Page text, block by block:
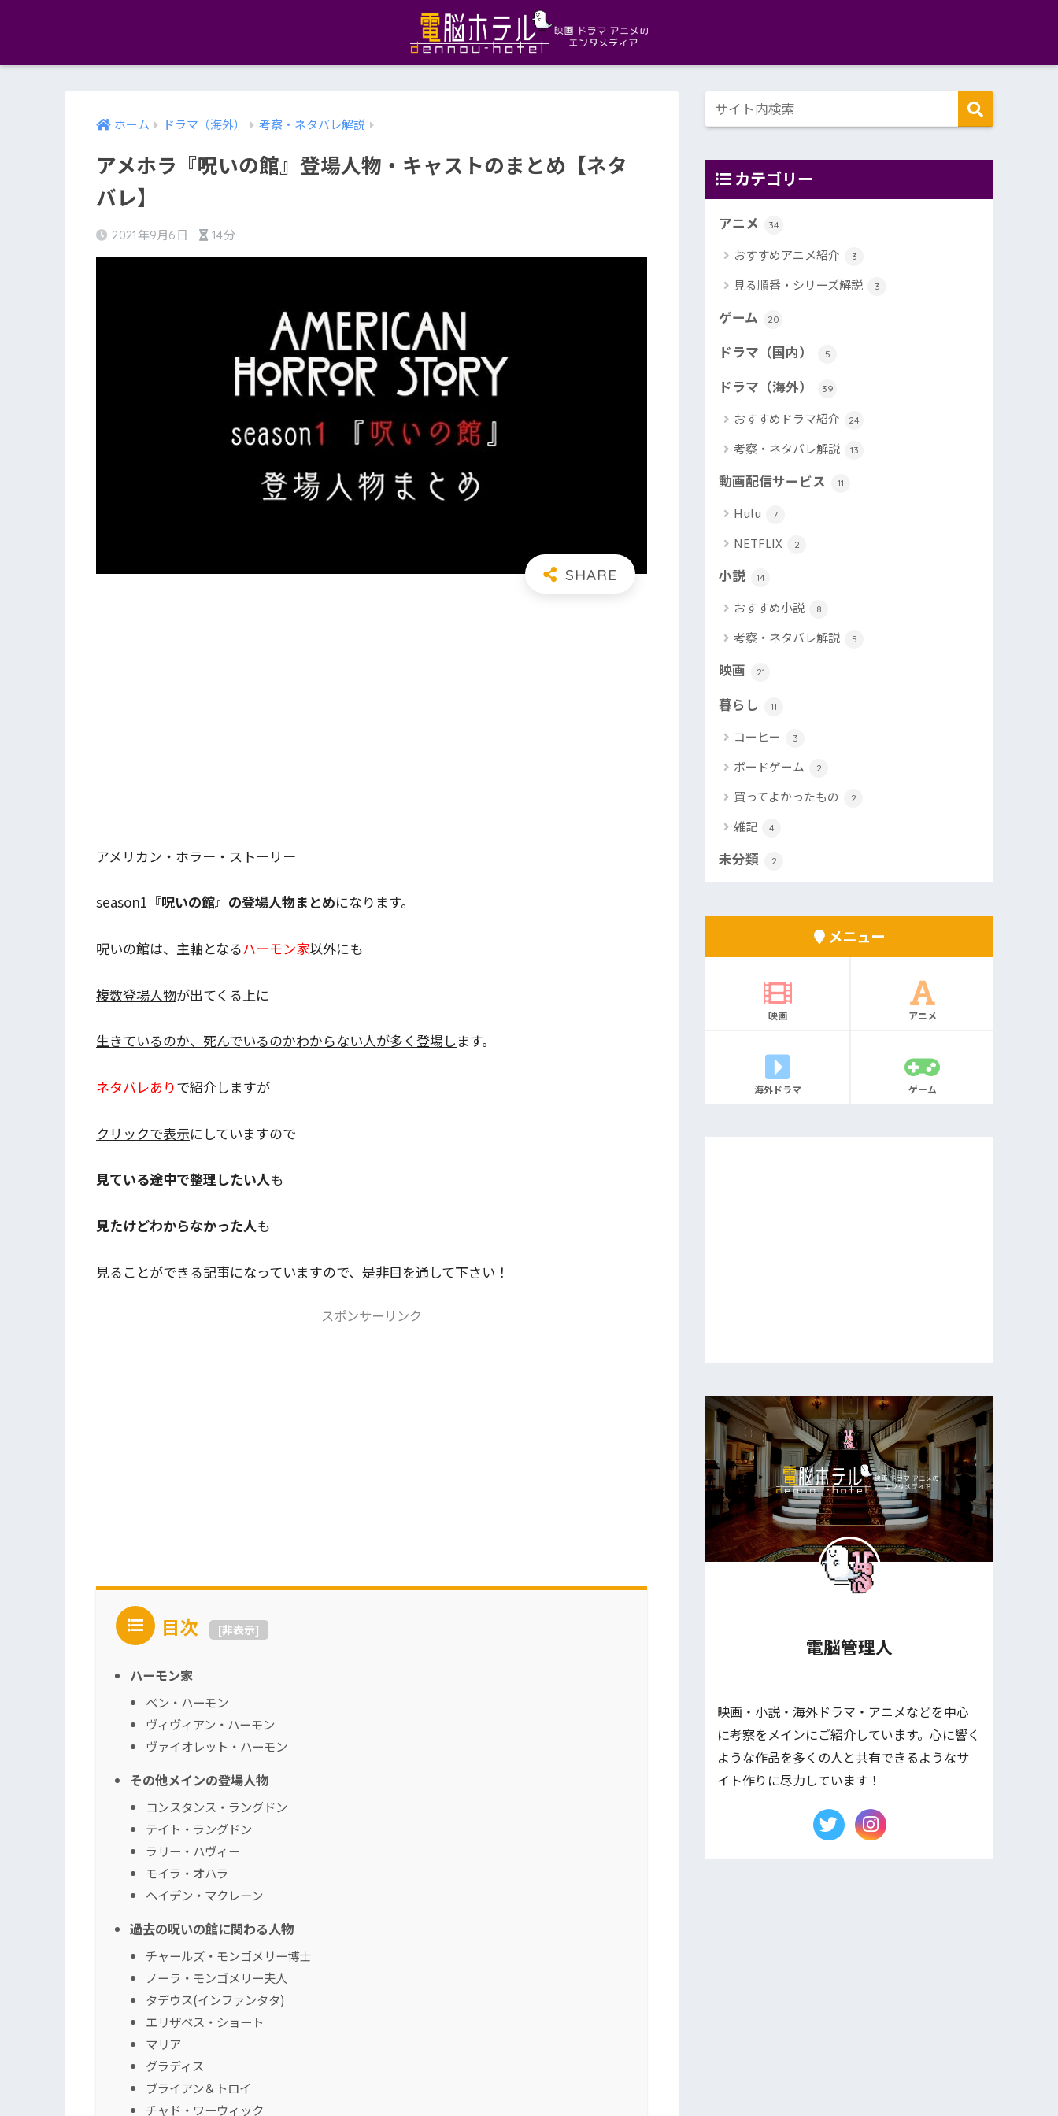
ホーム ドラマ（海外） 考察・ネタバレ解説
アメホラ『呪いの館』登場人物・キャストのまとめ【ネタ
バレ】
2021年9月6日 14分
アメリカン・ホラー・ストーリー
season1 『呪いの館』の登場人物まとめになります。
呪いの館は、主軸となるハーモン家以外にも
複数登場人物が出てくる上に
生きているのか、死んでいるのかわからない人が多く登場します。
ネタバレありで紹介しますが
クリックで表示にしていますので
見ている途中で整理したい人も
見たけどわからなかった人も
見ることができる記事になっていますので、是非目を通して下さい！
スポンサーリンク
目次 [非表示]
ハーモン家
ベン・ハーモン
ヴィヴィアン・ハーモン
ヴァイオレット・ハーモン
その他メインの登場人物
コンスタンス・ラングドン
テイト・ラングドン
ラリー・ハヴィー
モイラ・オハラ
ヘイデン・マクレーン
過去の呪いの館に関わる人物
チャールズ・モンゴメリー博士
ノーラ・モンゴメリー夫人
タデウス(インファンタタ)
エリザベス・ショート
マリア
グラディス
ブライアン＆トロイ
チャド・ワーウィック
カテゴリー
アニメ 34
おすすめアニメ紹介 3
見る順番・シリーズ解説 3
ゲーム 20
ドラマ（国内） 5
ドラマ（海外） 39
おすすめドラマ紹介 24
考察・ネタバレ解説 13
動画配信サービス 11
Hulu 7
NETFLIX 2
小説 14
おすすめ小説 8
考察・ネタバレ解説 5
映画 21
暮らし 11
コーヒー 3
ボードゲーム 2
買ってよかったもの 2
雑記 4
未分類 2
メニュー
映画 アニメ
海外ドラマ ゲーム
電脳管理人
映画・小説・海外ドラマ・アニメなどを中心
に考察をメインにご紹介しています。心に響く
ような作品を多くの人と共有できるようなサ
イト作りに尽力しています！